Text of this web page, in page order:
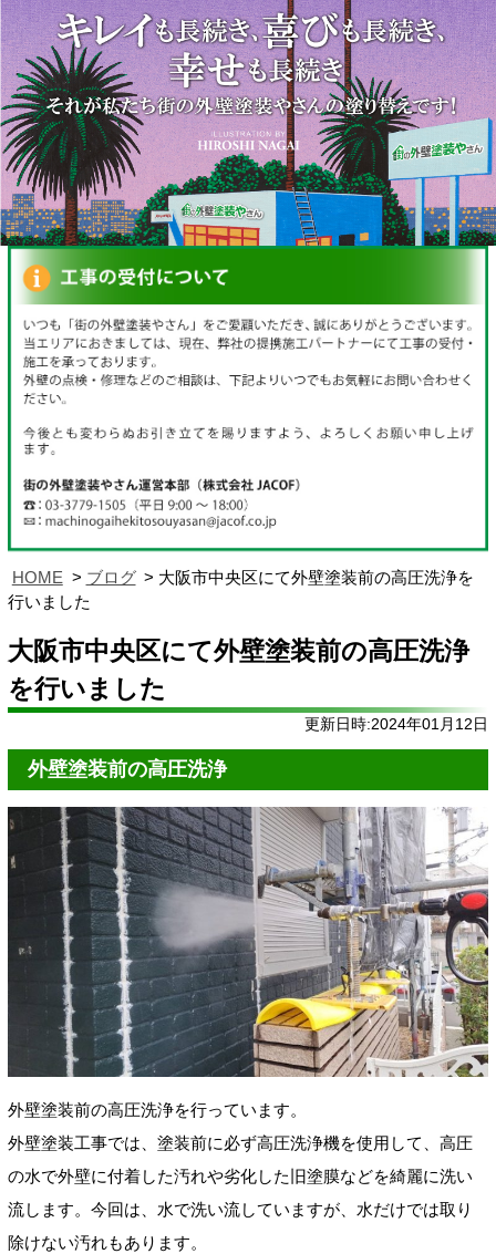
HOME ブログ
大阪市中央区にて外壁塗装前の高圧洗浄を
行いました
大阪市中央区にて外壁塗装前の高圧洗浄
を行いました
更新日時:2024年01月12日
外壁塗装前の高圧洗浄
外壁塗装前の高圧洗浄を行っています。
外壁塗装工事では、塗装前に必ず高圧洗浄機を使用して、高圧
の水で外壁に付着した汚れや劣化した旧塗膜などを綺麗に洗い
流します。今回は、水で洗い流していますが、水だけでは取り
除けない汚れもあります。